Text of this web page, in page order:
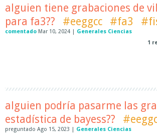
alguien tiene grabaciones de
para fa3??
#eeggcc #fa3
comentado Mar 10, 2024 | Generales Ciencias
1
alguien podría pasarme las
estadística de bayess??
preguntado Ago 15, 2023 | Generales Ciencias